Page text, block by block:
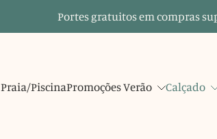
Portes gratuitos em compras
Praia/PiscinaPromoções Verão Calçado